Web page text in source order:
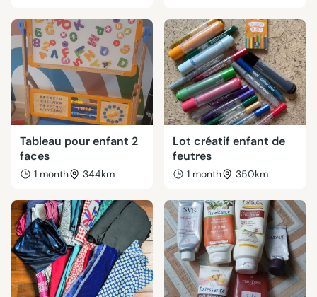
Tableau pour enfant 2
faces
1 month 344km
Lot créatif enfant de
feutres
1 month 350km